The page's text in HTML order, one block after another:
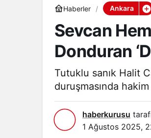
Haberler Ankara
Sevcan
Donduran
Tutuklu sanık Halit
duruşmasında hakim
haberkurusu
1 Ağustos 2025,